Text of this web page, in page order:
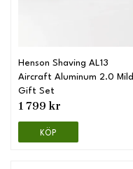
Henson Shaving AL13
Aircraft Aluminum 2.0 Mild
Gift Set
1 799 kr
KÖP